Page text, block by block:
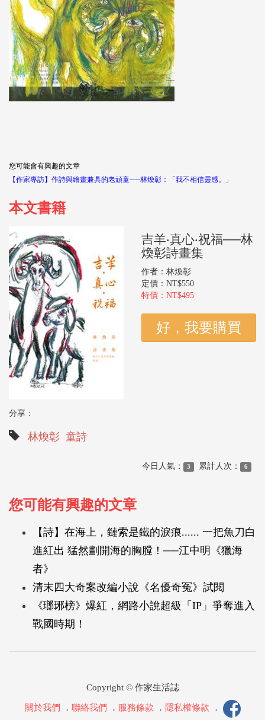
您可能會有興趣的文章
【作家專訪】作詩與繪畫兼具的老頑童──林煥彰：「我不相信靈感。」
本文書籍
吉羊‧真心‧祝福──林
煥彰詩畫集
作者：林煥彰
定價：NT$550
特價：NT$495
分享：
林煥彰 童詩
今日人氣： 3 累計人次： 6
您可能有興趣的文章
【詩】在海上，鏈索是鐵的淚痕...... 一把魚刀白
進紅出 猛然劃開海的胸膛！──江中明《獵海
者》
清末四大奇案改編小說《名優奇冤》試閱
《瑯琊榜》爆紅，網路小說超級「IP」爭奪進入
戰國時期！
Copyright © 作家生活誌
關於我們 ． 聯絡我們 ． 服務條款 ． 隱私權條款 ．